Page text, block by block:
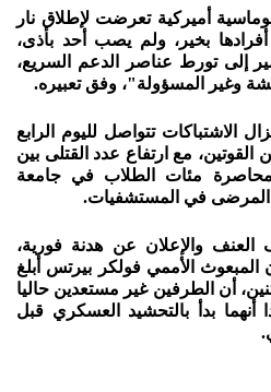
أميركية تعرضت لإطلاق نار
بخير، ولم يصب أحد بأذى،
إلى تورط عناصر الدعم السريع،
وغير المسؤولة"، وفق تعبيره.
الاشتباكات تتواصل لليوم الرابع
مع ارتفاع عدد القتلى بين
144، ووسط محاصرة مئات الطلاب في جامعة
في المستشفيات.
العنف والإعلان عن هدنة فورية،
المبعوث الأممي فولكر بيرتس أبلغ
أن الطرفين غير مستعدين حاليا
أنهما بدأ بالتحشيد العسكري قبل